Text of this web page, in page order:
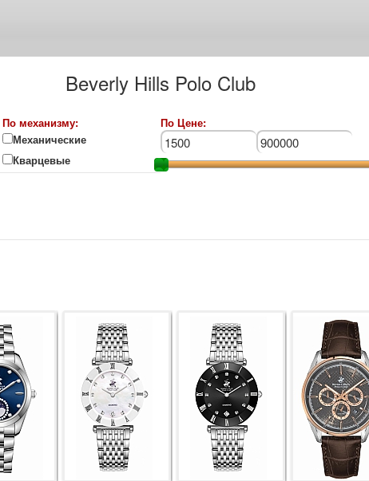
Beverly Hills Polo Club
По механизму:
Механические
Кварцевые
По Цене: